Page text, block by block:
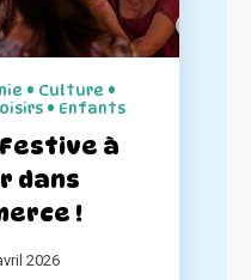
• Culture •
• Enfants
à
dans
!
2026